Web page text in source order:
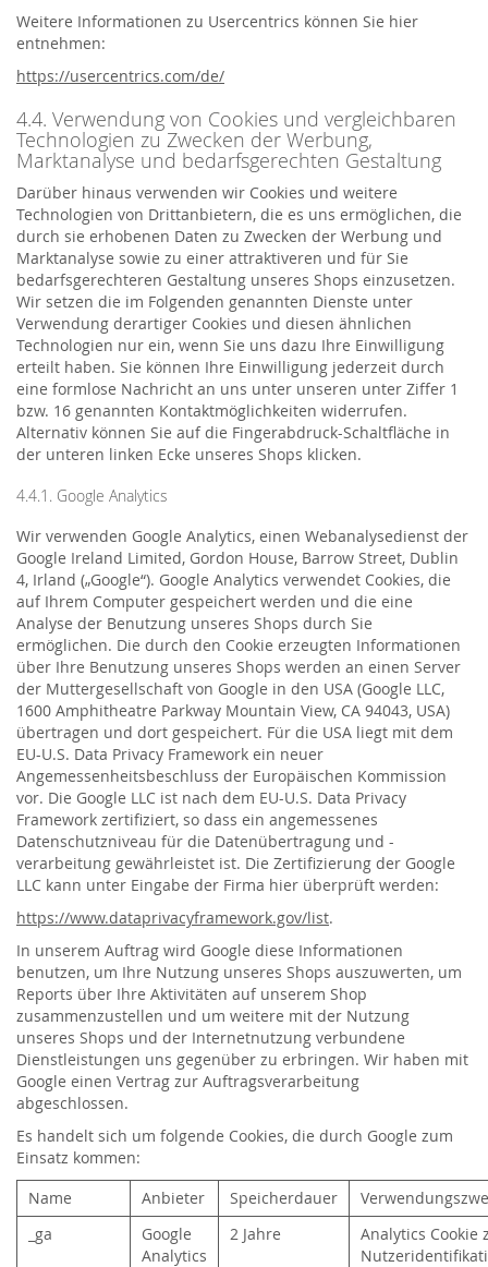
Weitere Informationen zu Usercentrics können Sie hier
entnehmen:
https://usercentrics.com/de/
4.4. Verwendung von Cookies und vergleichbaren
Technologien zu Zwecken der Werbung,
Marktanalyse und bedarfsgerechten Gestaltung
Darüber hinaus verwenden wir Cookies und weitere
Technologien von Drittanbietern, die es uns ermöglichen, die
durch sie erhobenen Daten zu Zwecken der Werbung und
Marktanalyse sowie zu einer attraktiveren und für Sie
bedarfsgerechteren Gestaltung unseres Shops einzusetzen.
Wir setzen die im Folgenden genannten Dienste unter
Verwendung derartiger Cookies und diesen ähnlichen
Technologien nur ein, wenn Sie uns dazu Ihre Einwilligung
erteilt haben. Sie können Ihre Einwilligung jederzeit durch
eine formlose Nachricht an uns unter unseren unter Ziffer 1
bzw. 16 genannten Kontaktmöglichkeiten widerrufen.
Alternativ können Sie auf die Fingerabdruck-Schaltfläche in
der unteren linken Ecke unseres Shops klicken.
4.4.1. Google Analytics
Wir verwenden Google Analytics, einen Webanalysedienst der
Google Ireland Limited, Gordon House, Barrow Street, Dublin
4, Irland („Google“). Google Analytics verwendet Cookies, die
auf Ihrem Computer gespeichert werden und die eine
Analyse der Benutzung unseres Shops durch Sie
ermöglichen. Die durch den Cookie erzeugten Informationen
über Ihre Benutzung unseres Shops werden an einen Server
der Muttergesellschaft von Google in den USA (Google LLC,
1600 Amphitheatre Parkway Mountain View, CA 94043, USA)
übertragen und dort gespeichert. Für die USA liegt mit dem
EU-U.S. Data Privacy Framework ein neuer
Angemessenheitsbeschluss der Europäischen Kommission
vor. Die Google LLC ist nach dem EU-U.S. Data Privacy
Framework zertifiziert, so dass ein angemessenes
Datenschutzniveau für die Datenübertragung und -
verarbeitung gewährleistet ist. Die Zertifizierung der Google
LLC kann unter Eingabe der Firma hier überprüft werden:
https://www.dataprivacyframework.gov/list.
In unserem Auftrag wird Google diese Informationen
benutzen, um Ihre Nutzung unseres Shops auszuwerten, um
Reports über Ihre Aktivitäten auf unserem Shop
zusammenzustellen und um weitere mit der Nutzung
unseres Shops und der Internetnutzung verbundene
Dienstleistungen uns gegenüber zu erbringen. Wir haben mit
Google einen Vertrag zur Auftragsverarbeitung
abgeschlossen.
Es handelt sich um folgende Cookies, die durch Google zum
Einsatz kommen:
Name
Anbieter Speicherdauer
_ga
Google
Analytics
2 Jahre
Analytics Cookie